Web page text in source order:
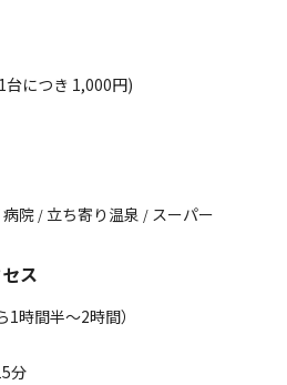
につき 1,000円)
病院 / 立ち寄り温泉 / スーパー
ス
時間半～2時間）
分